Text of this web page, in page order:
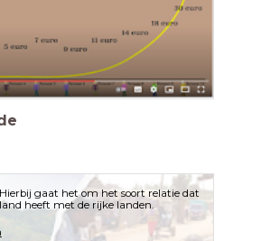
gaat het om het soort relatie dat
heeft met de rijke landen.